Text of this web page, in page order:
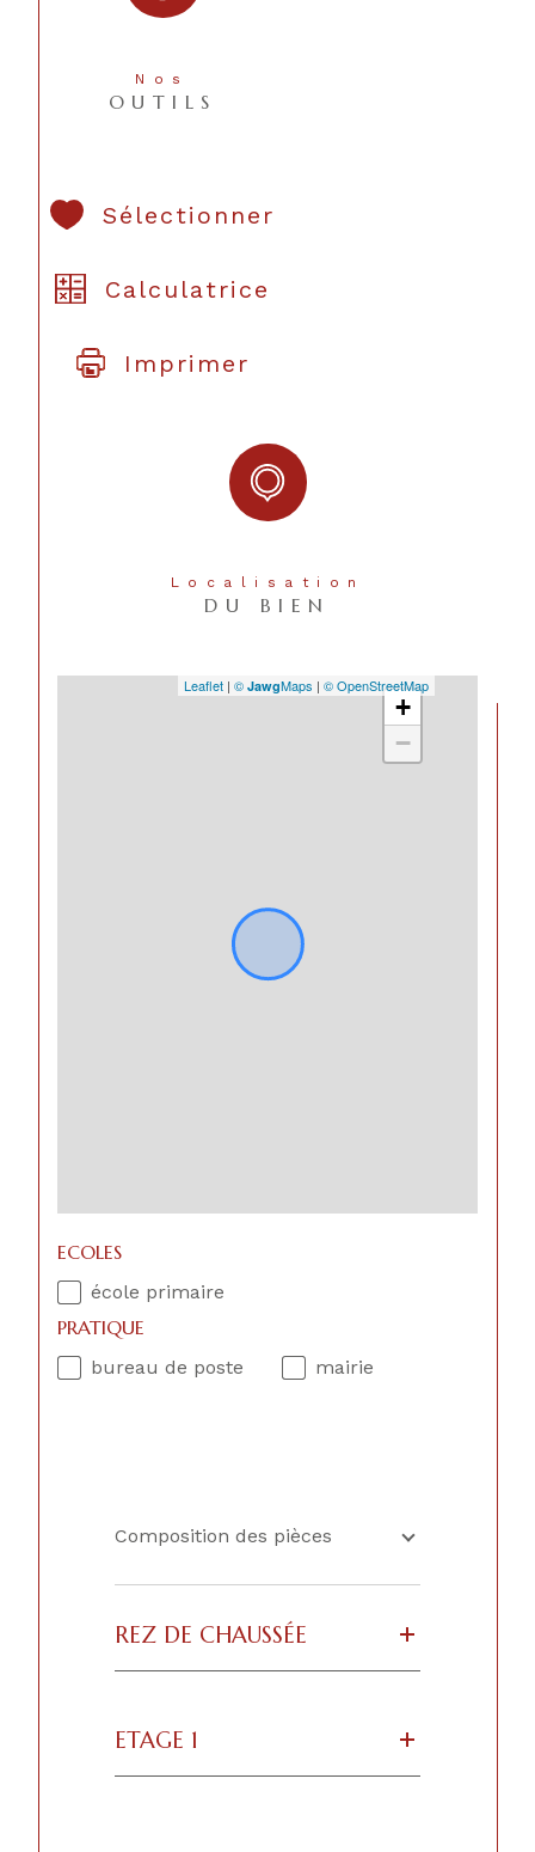
Nos
OUTILS
Sélectionner
Calculatrice
Imprimer
Localisation
DU BIEN
+
−
Leaflet | © JawgMaps | © OpenStreetMap
ECOLES
école primaire
PRATIQUE
bureau de poste mairie
Composition des pièces
REZ DE CHAUSSÉE
ETAGE 1